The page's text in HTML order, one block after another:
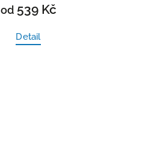
od539 Kč
Detail